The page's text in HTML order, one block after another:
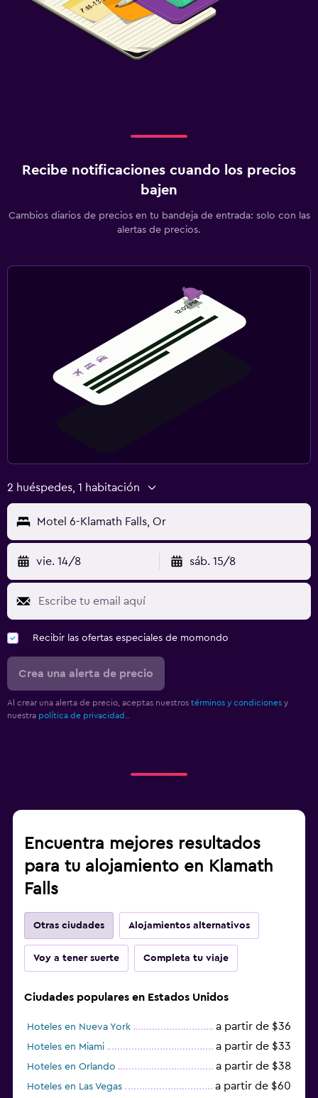
Recibe notificaciones cuando los precios
bajen
Cambios diarios de precios en tu bandeja de entrada: solo con las
alertas de precios.
2 huéspedes, 1 habitación
Motel 6-Klamath Falls, Or
vie. 14/8 sáb. 15/8
Recibir las ofertas especiales de momondo
Crea una alerta de precio
Al crear una alerta de precio, aceptas nuestros términos y condiciones y
nuestra política de privacidad.
Encuentra mejores resultados
para tu alojamiento en Klamath
Falls
Otras ciudades Alojamientos alternativos
Voy a tener suerte Completa tu viaje
Ciudades populares en Estados Unidos
Hoteles en Nueva York a partir de $36
Hoteles en Miami a partir de $33
Hoteles en Orlando a partir de $38
Hoteles en Las Vegas a partir de $60